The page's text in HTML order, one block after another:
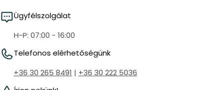
:
Ügyfélszolgálat
H-P: 07:00 - 16:00
Telefonos elérhetőségünk
+36 30 265 8491 | +36 30 222 5036